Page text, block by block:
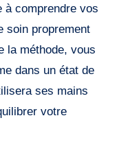
à comprendre vos
soin proprement
la méthode, vous
dans un état de
ses mains
votre